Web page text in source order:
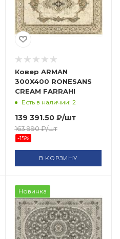
Ковер ARMAN
300X400 RONESANS
CREAM FARRAHI
Есть в наличии: 2
139 391.50₽/шт
163 990₽/шт
-15%
В КОРЗИНУ
Новинка